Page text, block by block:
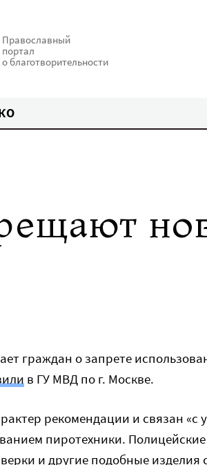
Православный
портал
о благотворительности
граждан о запрете
в ГУ МВД по г. Москве.
рекомендации и связан «с
пиротехники.
и другие подобные изделия